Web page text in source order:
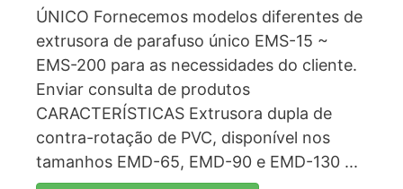
ÚNICO Fornecemos modelos diferentes de
extrusora de parafuso único EMS-15 ~
EMS-200 para as necessidades do cliente.
Enviar consulta de produtos
CARACTERÍSTICAS Extrusora dupla de
contra-rotação de PVC, disponível nos
tamanhos EMD-65, EMD-90 e EMD-130 ...